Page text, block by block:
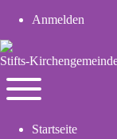
User
account
menu
Anmelden
Stifts-
Navigation
main
Startseite